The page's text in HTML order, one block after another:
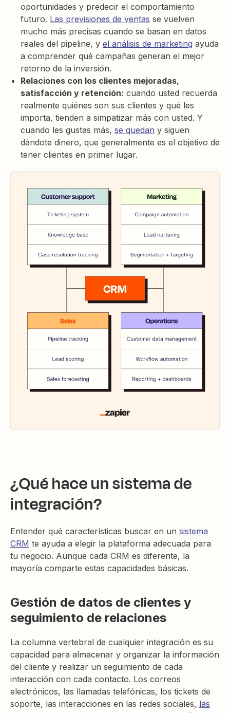
oportunidades y predecir el comportamiento
futuro. Las previsiones de ventas se vuelven
mucho más precisas cuando se basan en datos
reales del pipeline, y el análisis de marketing ayuda
a comprender qué campañas generan el mejor
retorno de la inversión.
Relaciones con los clientes mejoradas,
satisfacción y retención: cuando usted recuerda
realmente quiénes son sus clientes y qué les
importa, tienden a simpatizar más con usted. Y
cuando les gustas más, se quedan y siguen
dándote dinero, que generalmente es el objetivo de
tener clientes en primer lugar.
¿Qué hace un sistema de
integración?
Entender qué características buscar en un sistema
CRM te ayuda a elegir la plataforma adecuada para
tu negocio. Aunque cada CRM es diferente, la
mayoría comparte estas capacidades básicas.
Gestión de datos de clientes y
seguimiento de relaciones
La columna vertebral de cualquier integración es su
capacidad para almacenar y organizar la información
del cliente y realizar un seguimiento de cada
interacción con cada contacto. Los correos
electrónicos, las llamadas telefónicas, los tickets de
soporte, las interacciones en las redes sociales, las